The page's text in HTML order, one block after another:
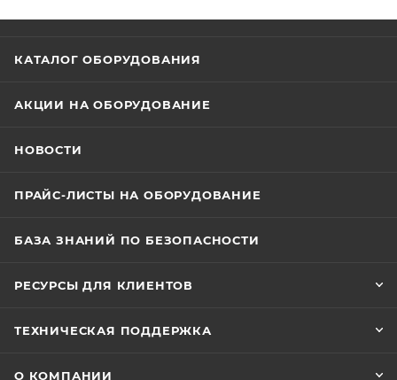
КАТАЛОГ ОБОРУДОВАНИЯ
АКЦИИ НА ОБОРУДОВАНИЕ
НОВОСТИ
ПРАЙС-ЛИСТЫ НА ОБОРУДОВАНИЕ
БАЗА ЗНАНИЙ ПО БЕЗОПАСНОСТИ
РЕСУРСЫ ДЛЯ КЛИЕНТОВ
ТЕХНИЧЕСКАЯ ПОДДЕРЖКА
О КОМПАНИИ